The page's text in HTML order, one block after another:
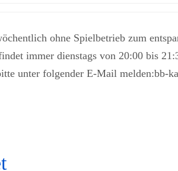
ohne Spielbetrieb zum
immer dienstags von 20:00 bis
unter folgender E-Mail melden:bb-